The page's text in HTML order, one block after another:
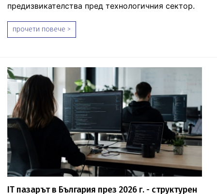
предизвикателства пред технологичния сектор.
прочети повече >
IT пазарът в България през 2026 г. - структурен